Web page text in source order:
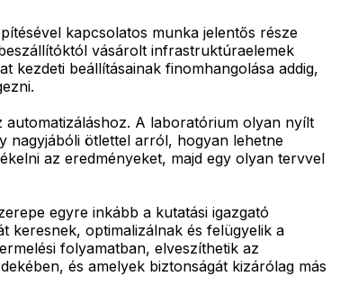
kapcsolatos munka jelentős része
vásárolt infrastruktúraelemek
kezdeti beállításainak finomhangolása addig,
A laboratórium olyan nyílt
nagyjábóli ötlettel arról, hogyan lehetne
az eredményeket, majd egy olyan tervvel
egyre inkább a kutatási igazgató
keresnek, optimalizálnak és felügyelik a
folyamatban, elveszíthetik az
és amelyek biztonságát kizárólag más